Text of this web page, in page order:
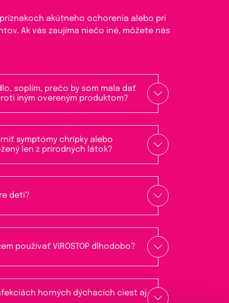
príznakoch akútneho ochorenia alebo pri
Ak vás zaujíma niečo iné, môžete nás
soplím, prečo by som mala dať
iným overeným produktom?
symptómy chrípky alebo
len z prírodných látok?
deti?
používať VIROSTOP dlhodobo?
horných dýchacích ciest aj